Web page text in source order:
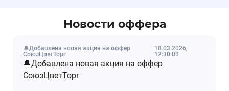
Новости оффера
🔔Добавлена новая акция на оффер
СоюзЦветТорг
18.03.2026,
12:30:09
🔔Добавлена новая акция на оффер
СоюзЦветТорг